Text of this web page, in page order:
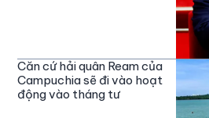
Căn cứ hải quân Ream của
Campuchia sẽ đi vào hoạt
động vào tháng tư